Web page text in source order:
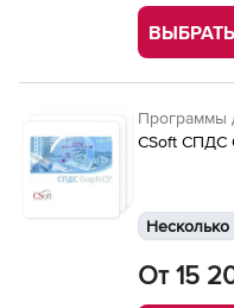
Программы
CSoft СПДС
От 15